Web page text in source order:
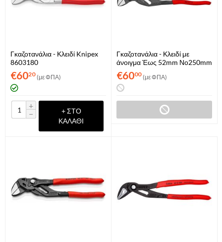
Γκαζοτανάλια - Κλειδί Knipex
8603180
€6020 (με ΦΠΑ)
+
−
+ ΣΤΟ
ΚΑΛΆΘΙ
Γκαζοτανάλια - Κλειδί με
άνοιγμα Έως 52mm Νο250mm
Knipex 8601250
€6000 (με ΦΠΑ)